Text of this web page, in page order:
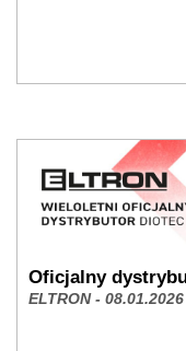
Oficjalny
ELTRON - 08.01.2026